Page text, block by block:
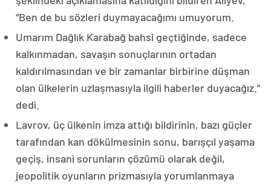
“Ben de bu sözleri duymayacağımı umuyorum.
Umarım Dağlık Karabağ bahsi geçtiğinde, sadece
kalkınmadan, savaşın sonuçlarının ortadan
kaldırılmasından ve bir zamanlar birbirine düşman
olan ülkelerin uzlaşmasıyla ilgili haberler duyacağız.”
dedi.
Lavrov, üç ülkenin imza attığı bildirinin, bazı güçler
tarafından kan dökülmesinin sonu, barışçıl yaşama
geçiş, insani sorunların çözümü olarak değil,
jeopolitik oyunların prizmasıyla yorumlanmaya